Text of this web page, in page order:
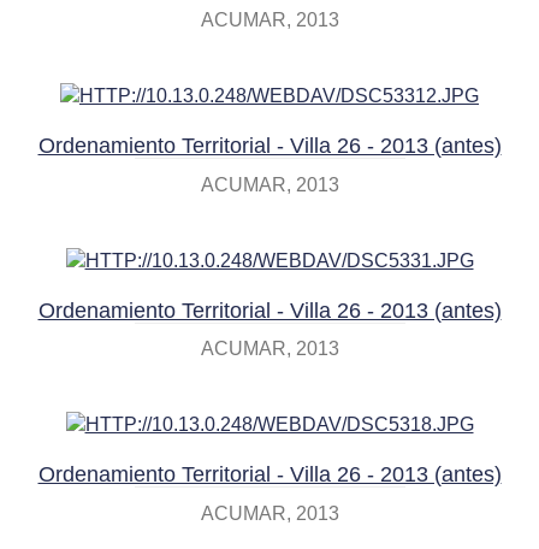
ACUMAR 2013
Ordenamiento Territorial - Villa 26 - 2013 (antes)
ACUMAR 2013
Ordenamiento Territorial - Villa 26 - 2013 (antes)
ACUMAR 2013
Ordenamiento Territorial - Villa 26 - 2013 (antes)
ACUMAR 2013